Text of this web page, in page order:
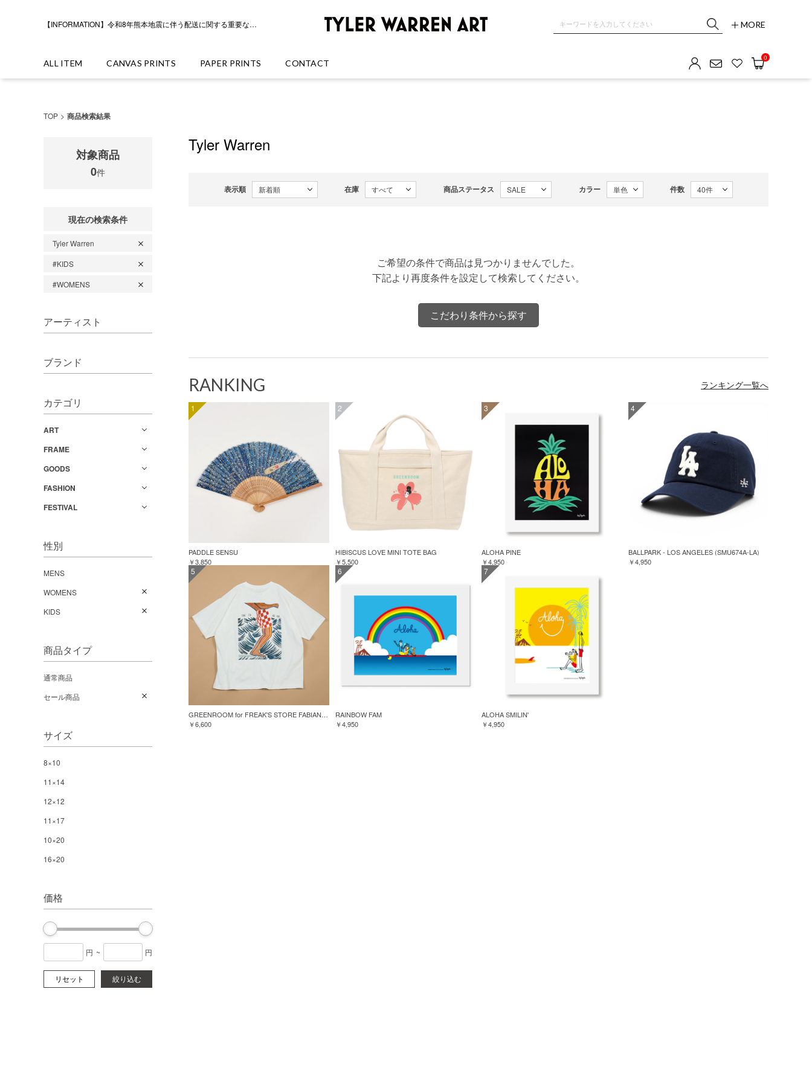
【INFORMATION】令和8年熊本地震に伴う配送に関する重要なお知らせ GREENROOM GALLERY MORE
ALL ITEM CANVAS PRINTS PAPER PRINTS CONTACT
0
TOP 商品検索結果
対象商品
0件
現在の検索条件
Tyler Warren
#KIDS
#WOMENS
アーティスト
ブランド
カテゴリ
ART
FRAME
GOODS
FASHION
FESTIVAL
性別
MENS
WOMENS
KIDS
商品タイプ
通常商品
セール商品
サイズ
8×10
11×14
12×12
11×17
10×20
16×20
価格
円 ~ 円
リセット 絞り込む
Tyler Warren
表示順 在庫 商品ステータス カラー 件数
ご希望の条件で商品は見つかりませんでした。
下記より再度条件を設定して検索してください。
こだわり条件から探す
RANKING ランキング一覧へ
1
PADDLE SENSU
￥3,850
2
HIBISCUS LOVE MINI TOTE BAG
￥5,500
3
ALOHA PINE
￥4,950
4
BALLPARK - LOS ANGELES (SMU674A-LA)
￥4,950
5
GREENROOM for FREAK'S STORE FABIAN LAVATER S/S TEE
￥6,600
6
RAINBOW FAM
￥4,950
7
ALOHA SMILIN'
￥4,950